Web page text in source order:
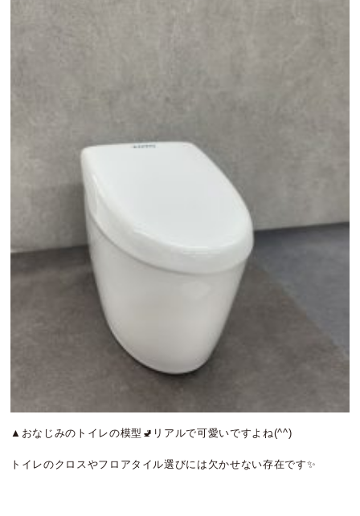
▲おなじみのトイレの模型🚽リアルで可愛いですよね(^^)
トイレのクロスやフロアタイル選びには欠かせない存在です✨